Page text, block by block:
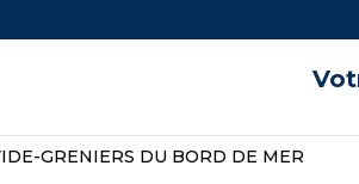
GRENIERS DU BORD DE MER